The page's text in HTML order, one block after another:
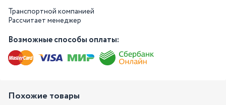
Транспортной компанией
Рассчитает менеджер
Возможные способы оплаты:
Похожие товары